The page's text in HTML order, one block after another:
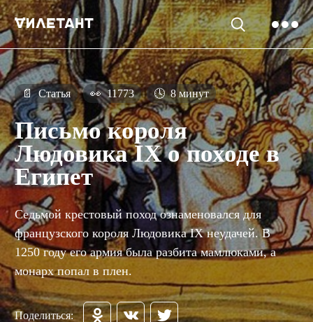
📄 Статья 👀 11773 🕓 8 минут
Письмо короля
Людовика IX о походе в
Египет
Седьмой крестовый поход ознаменовался для
французского короля Людовика IX неудачей. В
1250 году его армия была разбита мамлюками, а
монарх попал в плен.
Поделиться: